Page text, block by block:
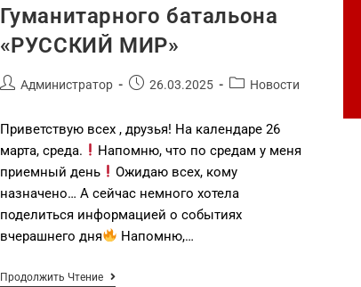
Гуманитарного батальона
«РУССКИЙ МИР»
Администратор 26.03.2025 Новости
Приветствую всех , друзья! На календаре 26
марта, среда.
Напомню, что по средам у меня
приемный день
Ожидаю всех, кому
назначено… А сейчас немного хотела
поделиться информацией о событиях
вчерашнего дня
Напомню,…
Продолжить Чтение